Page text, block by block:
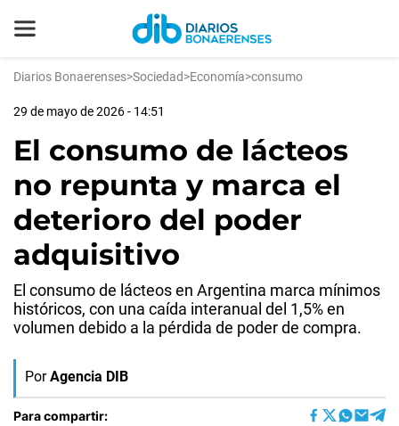
Diarios Bonaerenses>Sociedad>Economía>consumo
29 de mayo de 2026 - 14:51
El consumo de lácteos
no repunta y marca el
deterioro del poder
adquisitivo
El consumo de lácteos en Argentina marca mínimos
históricos, con una caída interanual del 1,5% en
volumen debido a la pérdida de poder de compra.
Por Agencia DIB
Para compartir: